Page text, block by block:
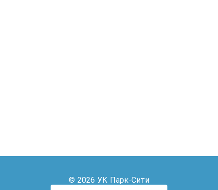
© 2026 УК Парк-Сити